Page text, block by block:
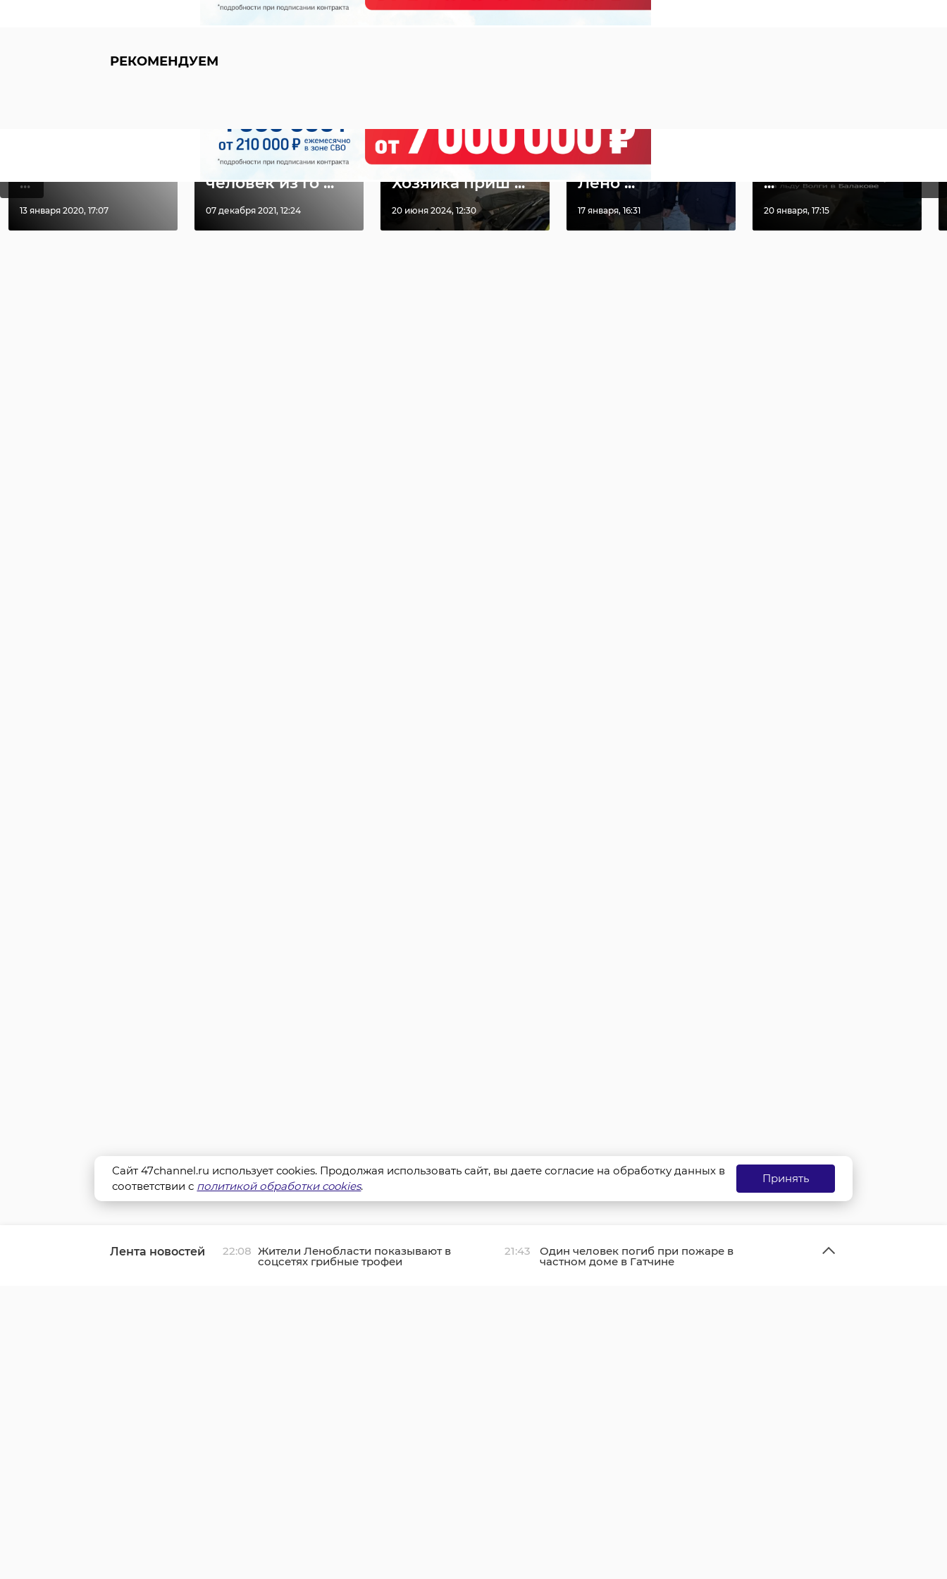
РЕКОМЕНДУЕМ
...
13 января 2020, 17:07
Храбрый молодой
человек спас
несколько
человек из го ...
07 декабря 2021, 12:24
В Петербурге из
огня вынесли
кота Бари.
Хозяйка приш ...
20 июня 2024, 12:30
гуманитарной
помощи
отправлен из
Лено ...
17 января, 16:31
...
20 января, 17:15
Лента новостей 22:08 Жители Ленобласти показывают в
соцсетях грибные трофеи
21:43 Один человек погиб при пожаре в
частном доме в Гатчине
Сайт 47channel.ru использует cookies. Продолжая использовать сайт, вы даете согласие на обработку данных в
соответствии с политикой обработки cookies.
Принять